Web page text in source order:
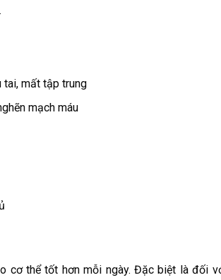
tai, mất tập trung
mạch máu
cơ thể tốt hơn mỗi ngày. Đặc biệt là đối